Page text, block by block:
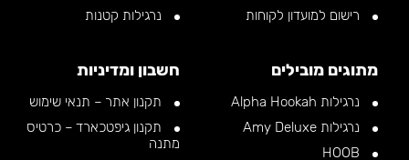
רישום למועדון לקוחות
נרגילות קטנות
מתוגים מובילים
נרגילות Alpha Hookah
נרגילות Amy Deluxe
חשבון ומדיניות
תקנון אתר – תנאי שימוש
תקנון גיפטכארד – כרטיס
מתנה